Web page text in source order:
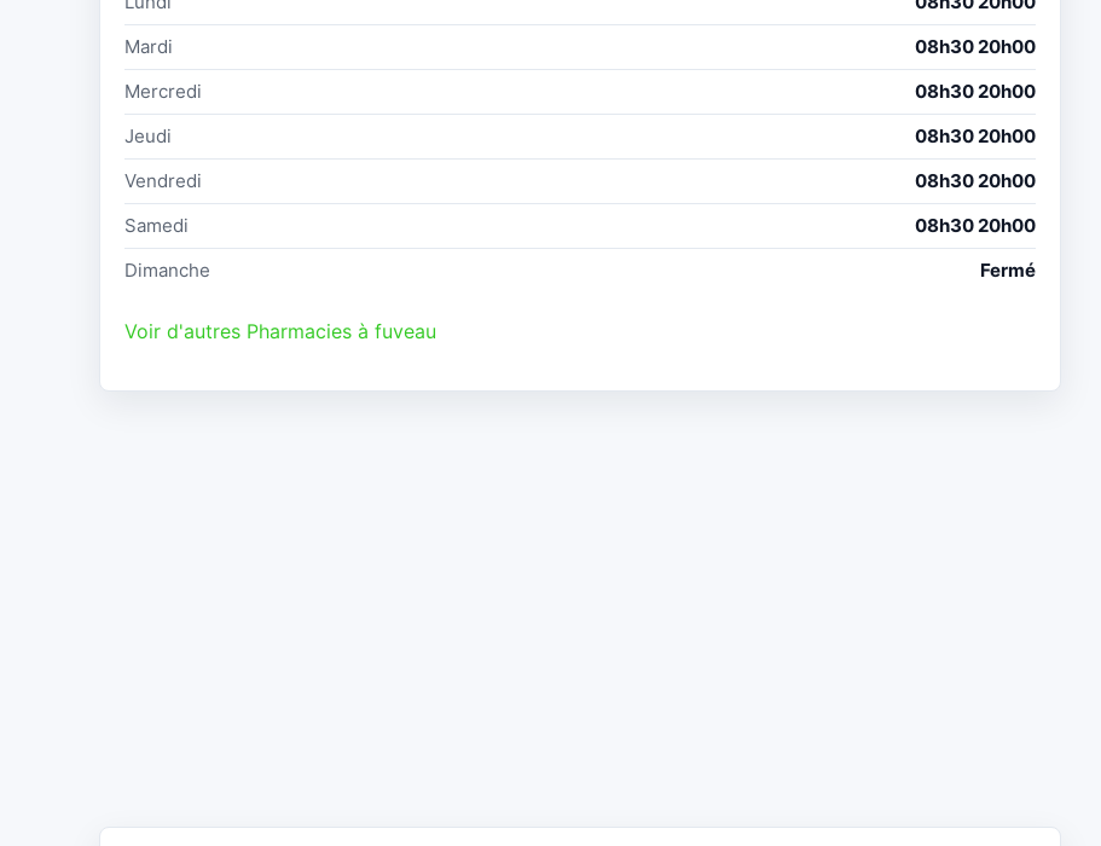
Mardi
08h30 20h00
Mercredi
08h30 20h00
Jeudi
08h30 20h00
Vendredi
08h30 20h00
Samedi
08h30 20h00
Dimanche
Fermé
Voir d'autres Pharmacies à fuveau